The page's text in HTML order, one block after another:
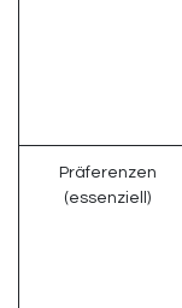
Präferenzen
(essenziell)